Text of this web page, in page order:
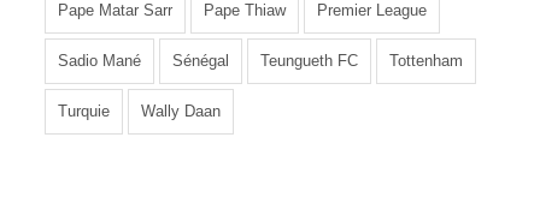
Pape Matar Sarr Pape Thiaw Premier League
Sadio Mané Sénégal Teungueth FC Tottenham
Turquie Wally Daan